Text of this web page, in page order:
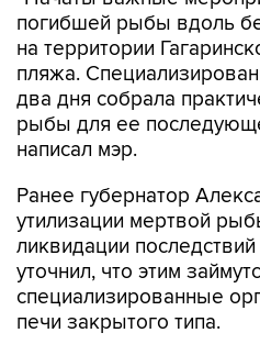
погибшей рыбы вдоль
на территории
пляжа.
два дня собрала
рыбы для ее
написал мэр.
Ранее губернатор
утилизации мертвой
ликвидации
уточнил, что этим
специализированные
печи закрытого типа.